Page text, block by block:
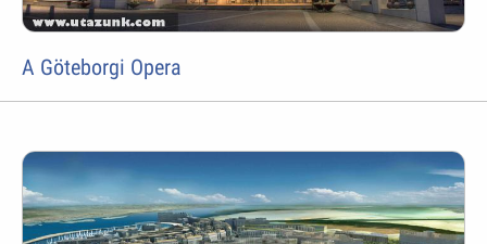
A Göteborgi Opera